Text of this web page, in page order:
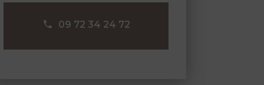
09 72 34 24 72